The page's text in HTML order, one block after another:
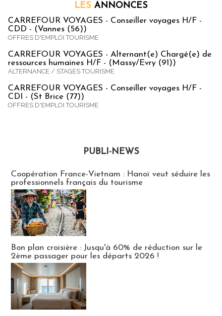
LES ANNONCES
CARREFOUR VOYAGES - Conseiller voyages H/F -
CDD - (Vannes (56))
OFFRES D'EMPLOI TOURISME
CARREFOUR VOYAGES - Alternant(e) Chargé(e) de
ressources humaines H/F - (Massy/Evry (91))
ALTERNANCE / STAGES TOURISME
CARREFOUR VOYAGES - Conseiller voyages H/F -
CDI - (St Brice (77))
OFFRES D'EMPLOI TOURISME
PUBLI-NEWS
Coopération France-Vietnam : Hanoï veut séduire les
professionnels français du tourisme
Bon plan croisière : Jusqu'à 60% de réduction sur le
2ème passager pour les départs 2026 !